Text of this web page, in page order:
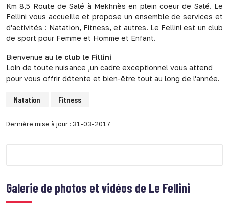
Km 8,5 Route de Salé à Mekhnès en plein coeur de Salé. Le
Fellini vous accueille et propose un ensemble de services et
d'activités : Natation, Fitness, et autres. Le Fellini est un club
de sport pour Femme et Homme et Enfant.
Bienvenue au le club le Fillini
Loin de toute nuisance ,un cadre exceptionnel vous attend
pour vous offrir détente et bien-être tout au long de l'année.
Natation Fitness
Dernière mise à jour : 31-03-2017
Galerie de photos et vidéos de Le Fellini